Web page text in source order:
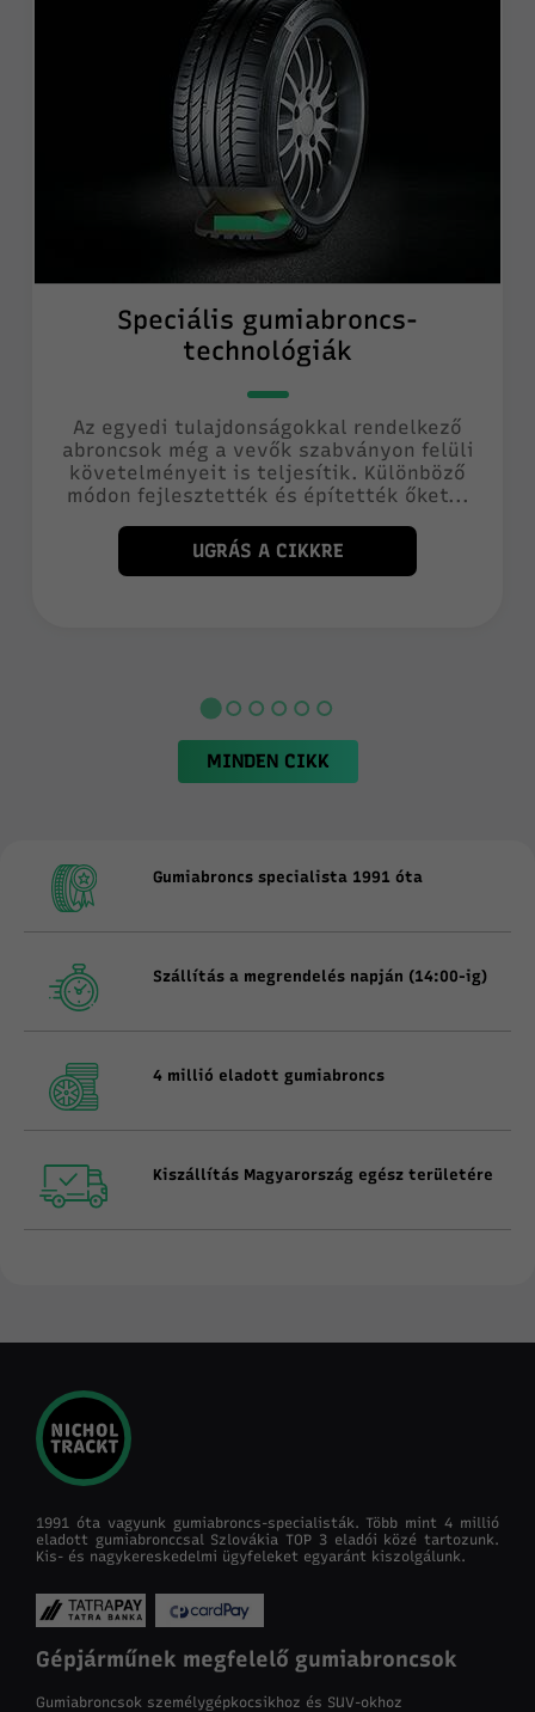
Speciális gumiabroncs-
technológiák
Az egyedi tulajdonságokkal rendelkező
abroncsok még a vevők szabványon felüli
követelményeit is teljesítik. Különböző
módon fejlesztették és építették őket...
UGRÁS A CIKKRE
MINDEN CIKK
Gumiabroncs specialista 1991 óta
Szállítás a megrendelés napján (14:00-ig)
4 millió eladott gumiabroncs
Kiszállítás Magyarország egész területére
1991 óta vagyunk gumiabroncs-specialisták. Több mint 4 millió
eladott gumiabronccsal Szlovákia TOP 3 eladói közé tartozunk.
Kis- és nagykereskedelmi ügyfeleket egyaránt kiszolgálunk.
Gépjárműnek megfelelő gumiabroncsok
Gumiabroncsok személygépkocsikhoz és SUV-okhoz